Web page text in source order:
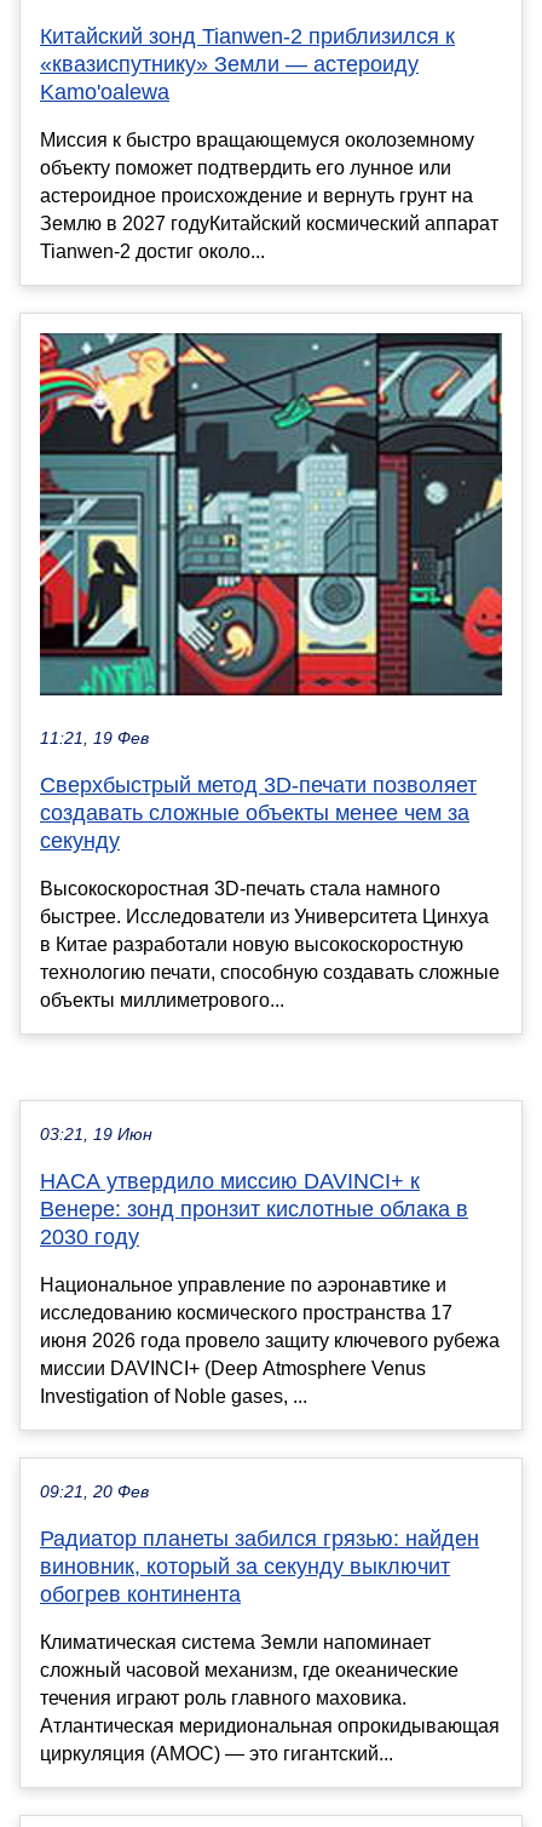
Китайский зонд Tianwen-2 приблизился к
«квазиспутнику» Земли — астероиду
Kamo'oalewa
Миссия к быстро вращающемуся околоземному
объекту поможет подтвердить его лунное или
астероидное происхождение и вернуть грунт на
Землю в 2027 годуКитайский космический аппарат
Tianwen-2 достиг около...
11:21, 19 Фев
Сверхбыстрый метод 3D-печати позволяет
создавать сложные объекты менее чем за
секунду
Высокоскоростная 3D-печать стала намного
быстрее. Исследователи из Университета Цинхуа
в Китае разработали новую высокоскоростную
технологию печати, способную создавать сложные
объекты миллиметрового...
03:21, 19 Июн
НАСА утвердило миссию DAVINCI+ к
Венере: зонд пронзит кислотные облака в
2030 году
Национальное управление по аэронавтике и
исследованию космического пространства 17
июня 2026 года провело защиту ключевого рубежа
миссии DAVINCI+ (Deep Atmosphere Venus
Investigation of Noble gases, ...
09:21, 20 Фев
Радиатор планеты забился грязью: найден
виновник, который за секунду выключит
обогрев континента
Климатическая система Земли напоминает
сложный часовой механизм, где океанические
течения играют роль главного маховика.
Атлантическая меридиональная опрокидывающая
циркуляция (AMOC) — это гигантский...